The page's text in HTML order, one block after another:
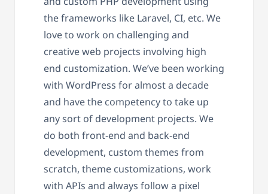
the frameworks like Laravel, CI, etc. We
love to work on challenging and
creative web projects involving high
end customization. We’ve been working
with WordPress for almost a decade
and have the competency to take up
any sort of development projects. We
do both front-end and back-end
development, custom themes from
scratch, theme customizations, work
with APIs and always follow a pixel